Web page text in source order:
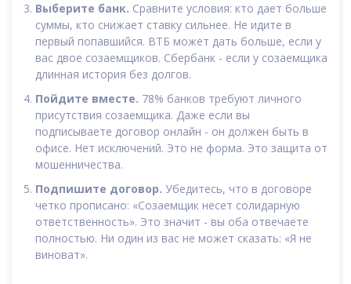
Выберите банк. Сравните условия: кто дает больше
суммы, кто снижает ставку сильнее. Не идите в
первый попавшийся. ВТБ может дать больше, если у
вас двое созаемщиков. Сбербанк - если у созаемщика
длинная история без долгов.
Пойдите вместе. 78% банков требуют личного
присутствия созаемщика. Даже если вы
подписываете договор онлайн - он должен быть в
офисе. Нет исключений. Это не форма. Это защита от
мошенничества.
Подпишите договор. Убедитесь, что в договоре
четко прописано: «Созаемщик несет солидарную
ответственность». Это значит - вы оба отвечаете
полностью. Ни один из вас не может сказать: «Я не
виноват».